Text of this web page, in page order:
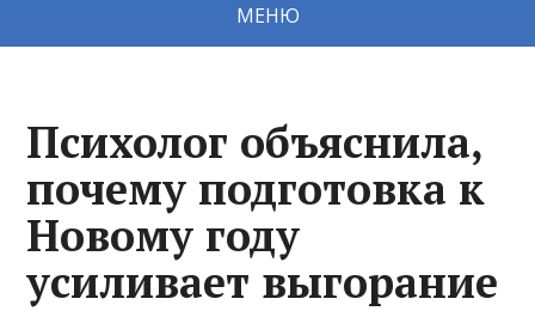
МЕНЮ
Психолог объяснила,
почему подготовка к
Новому году
усиливает выгорание